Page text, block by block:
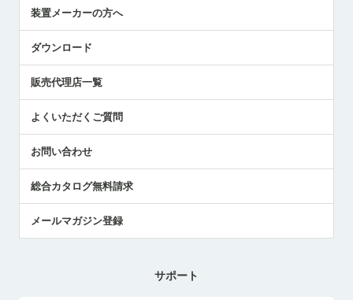
採用情報
国/地域/言語
エアマイクロセンサ製品
メトロールの技術
社員ブログ
中小企業のBCP地震対策
センサのテクニカルガイド
社長ブログ
装置メーカーの方へ
ダウンロード
販売代理店一覧
よくいただくご質問
お問い合わせ
総合カタログ無料請求
メールマガジン登録
サポート